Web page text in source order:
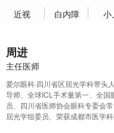
近视 白内障 小
周进
主任医师
爱尔眼科·四川省区屈光学科带头
导师、全球ICL手术量第一、全国
员、四川省医师协会眼科专委会
屈光学组委员、荣获成都市医学